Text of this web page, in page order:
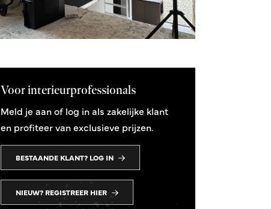
Voor interieurprofessionals
Meld je aan of log in als zakelijke klant
en profiteer van exclusieve prijzen.
BESTAANDE KLANT? LOG IN
NIEUW? REGISTREER HIER